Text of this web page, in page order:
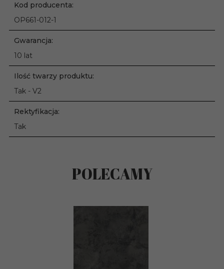
Kod producenta:
OP661-012-1
Gwarancja:
10 lat
Ilość twarzy produktu:
Tak - V2
Rektyfikacja:
Tak
POLECAMY